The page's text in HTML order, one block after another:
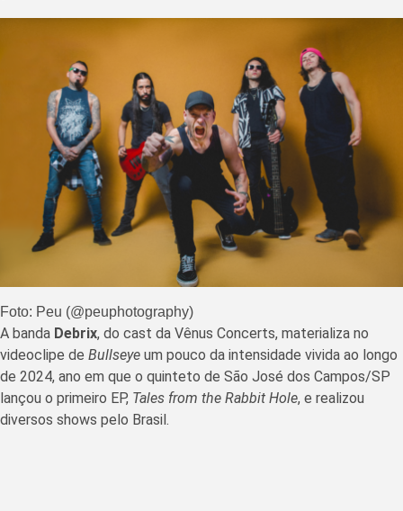
Foto: Peu (@peuphotography)
A banda Debrix, do cast da Vênus Concerts, materializa no
videoclipe de Bullseye um pouco da intensidade vivida ao longo
de 2024, ano em que o quinteto de São José dos Campos/SP
lançou o primeiro EP, Tales from the Rabbit Hole, e realizou
diversos shows pelo Brasil.